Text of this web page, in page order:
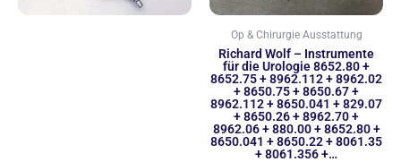
Op & Chirurgie Ausstattung
Richard Wolf – Instrumente
für die Urologie 8652.80 +
8652.75 + 8962.112 + 8962.02
+ 8650.75 + 8650.67 +
8962.112 + 8650.041 + 829.07
+ 8650.26 + 8962.70 +
8962.06 + 880.00 + 8652.80 +
8650.041 + 8650.22 + 8061.35
+ 8061.356 +…